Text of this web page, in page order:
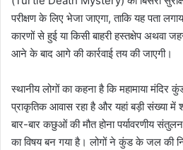
परीक्षण के लिए भेजा जाएगा, ताकि यह पता
कारणों से हुई या किसी बाहरी हस्तक्षेप अथवा
आने के बाद आगे की कार्रवाई तय की जाएगी।
स्थानीय लोगों का कहना है कि महामाया
प्राकृतिक आवास रहा है और यहां बड़ी संख्या में
बार-बार कछुओं की मौत होना पर्यावरणीय
का विषय बन गया है। लोगों ने कुंड के जल की